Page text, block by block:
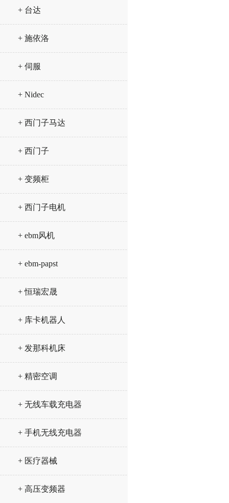
+ 台达
+ 施依洛
+ 伺服
+ Nidec
+ 西门子马达
+ 西门子
+ 变频柜
+ 西门子电机
+ ebm风机
+ ebm-papst
+ 恒瑞宏晟
+ 库卡机器人
+ 发那科机床
+ 精密空调
+ 无线车载充电器
+ 手机无线充电器
+ 医疗器械
+ 高压变频器